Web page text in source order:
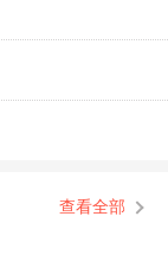
查看全部